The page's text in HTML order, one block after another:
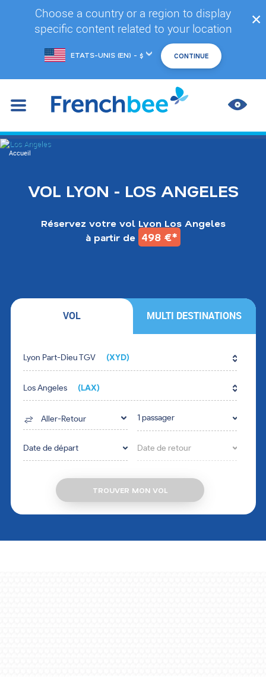
Choose a country or a region to display
specific content related to your location
de
✕
LES
You
Accueil
VOL MULTI DESTINATIONS
Fill in the form fields in the right order.
Lyon Part-Dieu TGV (XYD)
Los Angeles (LAX)
Aller-Retour 1 passager
Date de départ Date de retour
VOL LYON - LOS ANGELES
Réservez votre vol Lyon Los Angeles
à partir de 498 €*